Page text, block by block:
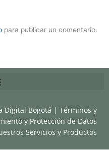
para publicar un comentario.
Digital Bogotá |Términos y
y Protección de Datos
Servicios y Productos